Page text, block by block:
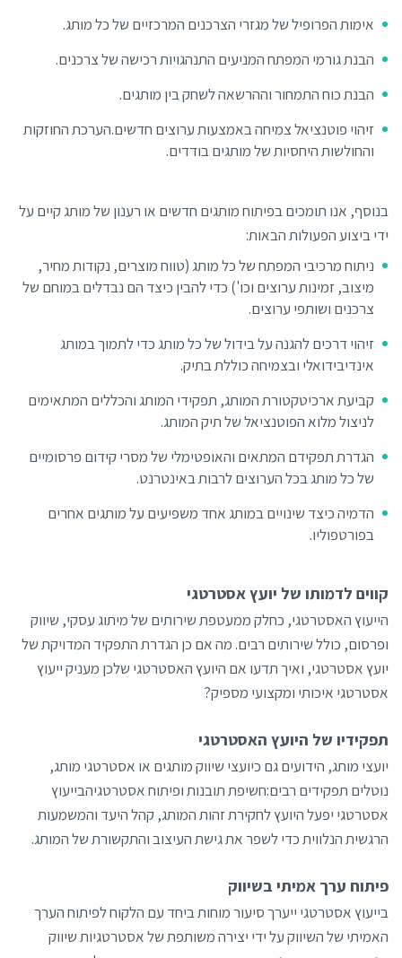
אימות הפרופיל של מגזרי הצרכנים המרכזיים של כל מותג.
הבנת גורמי המפתח המניעים התנהגויות רכישה של צרכנים.
הבנת כוח התמחור וההרשאה לשחק בין מותגים.
זיהוי פוטנציאל צמיחה באמצעות ערוצים חדשים.הערכת החוזקות
והחולשות היחסיות של מותגים בודדים.
בנוסף, אנו תומכים בפיתוח מותגים חדשים או רענון של מותג קיים על
ידי ביצוע הפעולות הבאות:
ניתוח מרכיבי המפתח של כל מותג (טווח מוצרים, נקודות מחיר,
מיצוב, זמינות ערוצים וכו') כדי להבין כיצד הם נבדלים במוחם של
צרכנים ושותפי ערוצים.
זיהוי דרכים להגנה על בידול של כל מותג כדי לתמוך במותג
אינדיבידואלי ובצמיחה כוללת בתיק.
קביעת ארכיטקטורת המותג, תפקידי המותג והכללים המתאימים
לניצול מלוא הפוטנציאל של תיק המותג.
הגדרת תפקידם המתאים והאופטימלי של מסרי קידום פרסומיים
של כל מותג בכל הערוצים לרבות באינטרנט.
הדמיה כיצד שינויים במותג אחד משפיעים על מותגים אחרים
בפורטפוליו.
קווים לדמותו של יועץ אסטרטגי
הייעוץ האסטרטגי, כחלק ממעטפת שירותים של מיתוג עסקי, שיווק
ופרסום, כולל שירותים רבים. מה אם כן הגדרת התפקיד המדויקת של
יועץ אסטרטגי, ואיך תדעו אם היועץ האסטרטגי שלכן מעניק ייעוץ
אסטרטגי איכותי ומקצועי מספיק?
תפקידיו של היועץ האסטרטגי
יועצי מותג, הידועים גם כיועצי שיווק מותגים או אסטרטגי מותג,
נוטלים תפקידים רבים:חשיפת תובנות ופיתוח אסטרטגיהבייעוץ
אסטרטגי יפעל היועץ לחקירת זהות המותג, קהל היעד והמשמעות
הרגשית הנלווית כדי לשפר את גישת העיצוב והתקשורת של המותג.
פיתוח ערך אמיתי בשיווק
בייעוץ אסטרטגי ייערך סיעור מוחות ביחד עם הלקוח לפיתוח הערך
האמיתי של השיווק על ידי יצירה משותפת של אסטרטגיות שיווק